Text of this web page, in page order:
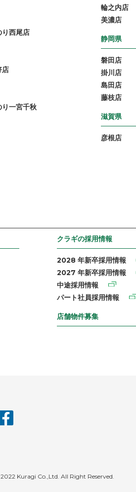
り西尾店
店
一宮千秋
輪之内店
美濃店
静岡県
磐田店
掛川店
島田店
藤枝店
滋賀県
彦根店
クラギの採用情報
2028 年新卒採用情報
2027 年新卒採用情報
中途採用情報
パート社員採用情報
店舗物件募集
Kuragi Co.,Ltd. All Right Reserved.